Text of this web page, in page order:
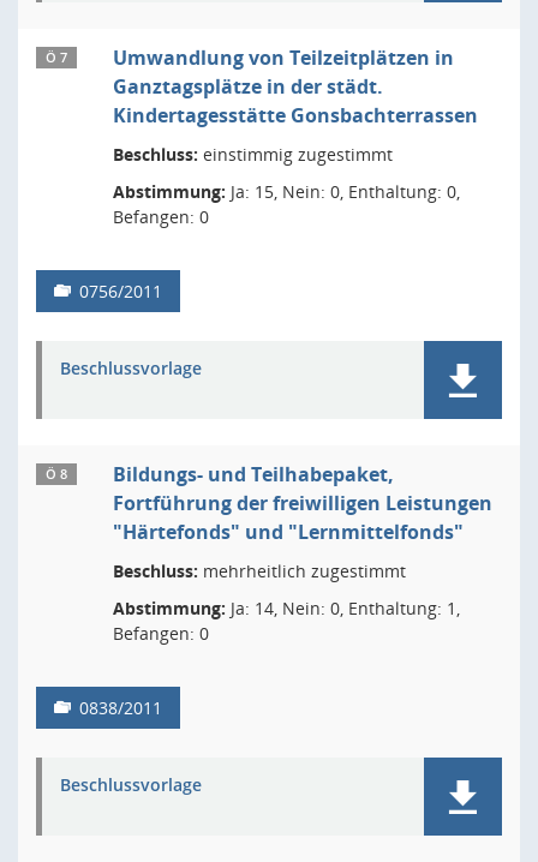
Ö 7
Umwandlung von Teilzeitplätzen in
Ganztagsplätze in der städt.
Kindertagesstätte Gonsbachterrassen
Beschluss: einstimmig zugestimmt
Abstimmung: Ja: 15, Nein: 0, Enthaltung: 0,
Befangen: 0
0756/2011
Beschlussvorlage
Ö 8
Bildungs- und Teilhabepaket,
Fortführung der freiwilligen Leistungen
"Härtefonds" und "Lernmittelfonds"
Beschluss: mehrheitlich zugestimmt
Abstimmung: Ja: 14, Nein: 0, Enthaltung: 1,
Befangen: 0
0838/2011
Beschlussvorlage